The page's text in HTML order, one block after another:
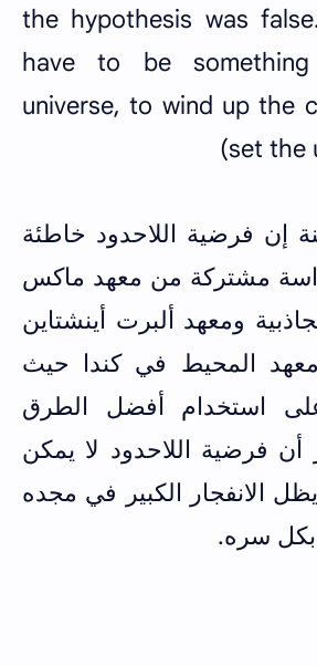
the hypothesis was
have to be
universe, to wind up the
set the
إن فرضية اللاحدود خاطئة
مشتركة من معهد ماكس
ومعهد ألبرت أينشتاين
المحيط في كندا حيث
على استخدام أفضل الطرق
أن فرضية اللاحدود لا يمكن
الانفجار الكبير في مجده
بكل سره.